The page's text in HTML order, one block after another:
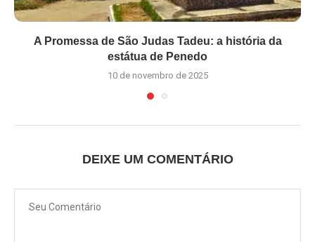
A Promessa de São Judas Tadeu: a história da
estátua de Penedo
10 de novembro de 2025
DEIXE UM COMENTÁRIO